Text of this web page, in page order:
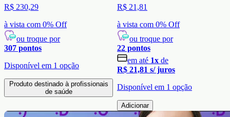
R$ 230,29
à vista com 0% Off
ou troque por
307 pontos
Disponível em 1 opção
Produto destinado à profissionais
de saúde
R$ 21,81
à vista com 0% Off
ou troque por
22 pontos
em até 1x de
R$ 21,81 s/ juros
Disponível em 1 opção
Adicionar